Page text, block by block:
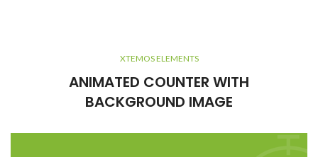
XTEMOS ELEMENTS
ANIMATED COUNTER WITH
BACKGROUND IMAGE